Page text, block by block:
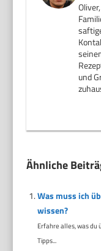
und
Ähnliche
Was muss ich
wissen?
Erfahre alles, was du
Tipps...